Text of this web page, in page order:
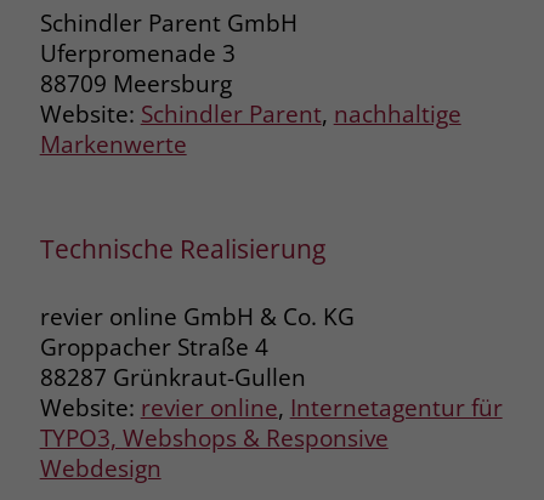
Schindler Parent GmbH
Uferpromenade 3
88709 Meersburg
Website: Schindler Parent, nachhaltige
Markenwerte
Technische Realisierung
revier online GmbH & Co. KG
Groppacher Straße 4
88287 Grünkraut-Gullen
Website: revier online, Internetagentur für
TYPO3, Webshops & Responsive
Webdesign
Zweck
Facebook platziert es, während ein
Verbraucher auf Facebook ist. Dieses
Cookie verfolgt die Besuche eines
Nutzers auf verschiedenen Websites
und meldet dieses Verhalten an
Facebook. Facebook kann dann die
zeigen. Das _fbp-Cookie sammelt keine
Informationen und wird von Facebook
nur platziert, um Daten an das
Unternehmen zurückzusenden.